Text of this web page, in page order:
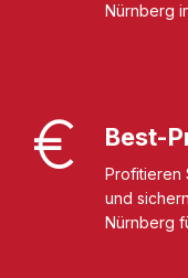
Nürnberg
Best-
Profitieren
und
Nürnberg